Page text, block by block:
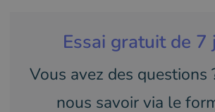
Essai gratuit de 7
Vous avez des questions
nous savoir via le